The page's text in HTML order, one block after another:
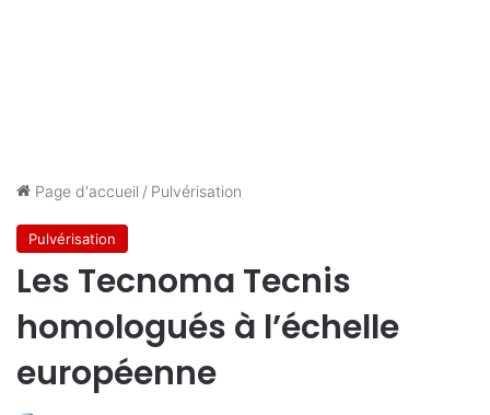
Page d'accueil / Pulvérisation
Pulvérisation
Les Tecnoma Tecnis
homologués à l’échelle
européenne